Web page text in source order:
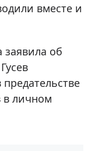
вместе и
заявила об
в личном